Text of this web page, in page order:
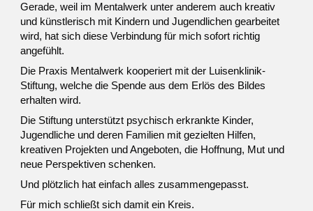
Gerade, weil im Mentalwerk unter anderem auch kreativ
und künstlerisch mit Kindern und Jugendlichen gearbeitet
wird, hat sich diese Verbindung für mich sofort richtig
angefühlt.
Die Praxis Mentalwerk kooperiert mit der Luisenklinik-
Stiftung, welche die Spende aus dem Erlös des Bildes
erhalten wird.
Die Stiftung unterstützt psychisch erkrankte Kinder,
Jugendliche und deren Familien mit gezielten Hilfen,
kreativen Projekten und Angeboten, die Hoffnung, Mut und
neue Perspektiven schenken.
Und plötzlich hat einfach alles zusammengepasst.
Für mich schließt sich damit ein Kreis.